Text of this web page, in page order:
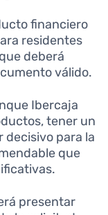
financiero
residentes
deberá
válido.
Ibercaja
tener un
decisivo para la
que
presentar